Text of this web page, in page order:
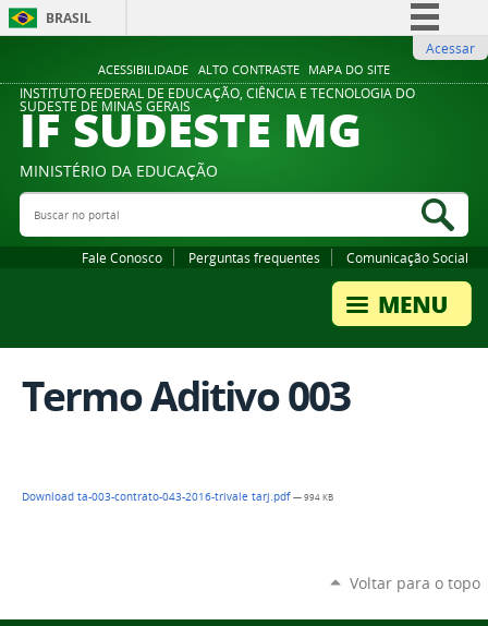
ACESSIBILIDADE ALTO CONTRASTE MAPA DO SITE
BRASIL
Comunica BR
Participe
Legislação
Acessar
INSTITUTO FEDERAL DE EDUCAÇÃO, CIÊNCIA E TECNOLOGIA DO
SUDESTE DE MINAS GERAIS
IF SUDESTE MG
MINISTÉRIO DA EDUCAÇÃO
Buscar no portal
Fale Conosco Perguntas frequentes Comunicação Social
Termo Aditivo 003
Download ta-003-contrato-043-2016-trivale tarj.pdf— 994 KB
Voltar para o topo